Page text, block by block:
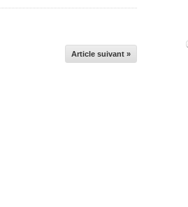
Article suivant »